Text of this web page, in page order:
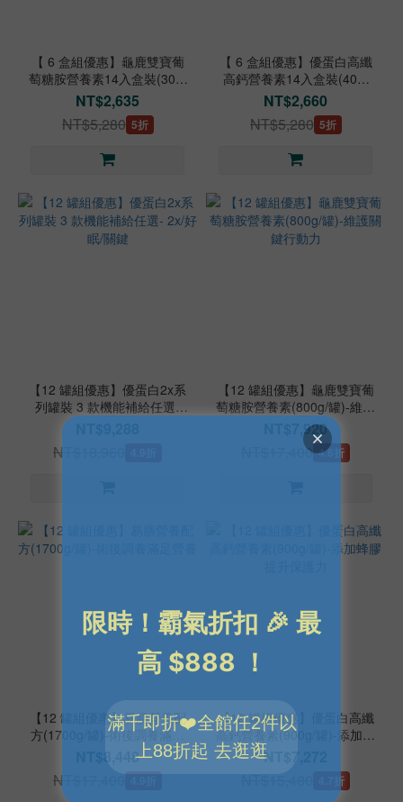
【 6 盒組優惠】龜鹿雙寶葡
萄糖胺營養素14入盒裝(30g/
包)-維護關鍵行動力
NT$2,635
NT$5,280 5折
【 6 盒組優惠】優蛋白高纖
高鈣營養素14入盒裝(40g/
包)-添加蜂膠提升保護力
NT$2,660
NT$5,280 5折
【12 罐組優惠】優蛋白2x系
列罐裝 3 款機能補給任選-
NT$18,960
【12 罐組優惠】龜鹿雙寶葡
萄糖胺營養素(800g/罐)-維護
關鍵行動力
NT$7,920
NT$17,400 4.6折
【12 罐組優惠】易膳營養配
方(1700g/罐)-術後調養滿足
營養
NT$8,448
NT$17,400
【12 罐組優惠】優蛋白高纖
高鈣營養素(900g/罐)-添加蜂
膠提升保護力
NT$7,272
NT$15,480
4.7折